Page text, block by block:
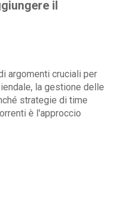
il
argomenti cruciali per
la gestione delle
strategie di time
è l'approccio